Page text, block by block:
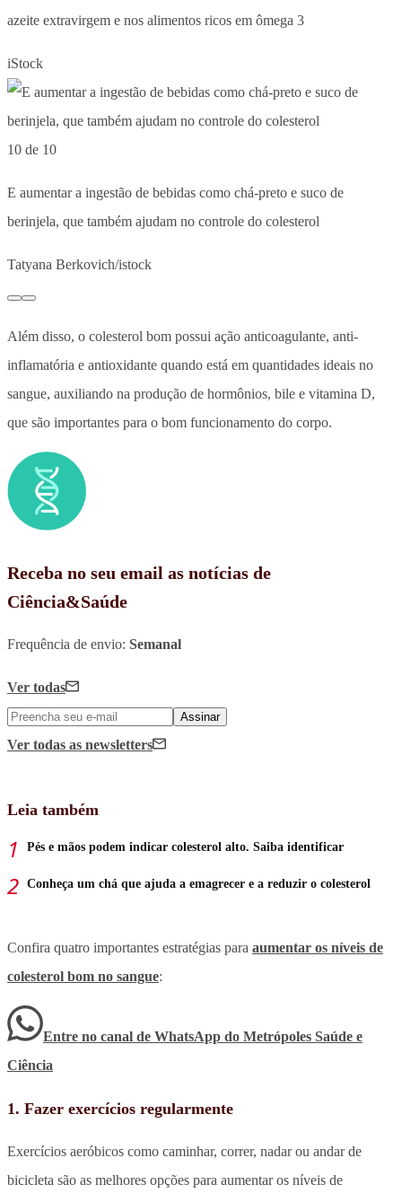
azeite extravirgem e nos alimentos ricos em ômega 3
iStock
10 de 10
E aumentar a ingestão de bebidas como chá-preto e suco de
berinjela, que também ajudam no controle do colesterol
Tatyana Berkovich/istock
Além disso, o colesterol bom possui ação anticoagulante, anti-
inflamatória e antioxidante quando está em quantidades ideais no
sangue, auxiliando na produção de hormônios, bile e vitamina D,
que são importantes para o bom funcionamento do corpo.
Receba no seu email as notícias de
Ciência&Saúde
Frequência de envio: Semanal
Ver todas
Assinar
Ver todas as newsletters
Leia também
Pés e mãos podem indicar colesterol alto. Saiba identificar
Conheça um chá que ajuda a emagrecer e a reduzir o colesterol
Confira quatro importantes estratégias para aumentar os níveis de
colesterol bom no sangue:
Entre no canal de WhatsApp do Metrópoles Saúde e
Ciência
1. Fazer exercícios regularmente
Exercícios aeróbicos como caminhar, correr, nadar ou andar de
bicicleta são as melhores opções para aumentar os níveis de